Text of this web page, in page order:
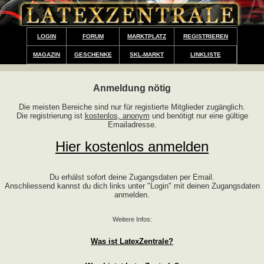
LOGIN FORUM MARKTPLATZ REGISTRIEREN
MAGAZIN GESCHENKE SKL-MARKT LINKLISTE
Anmeldung nötig
Die meisten Bereiche sind nur für registierte Mitglieder zugänglich.
Die registrierung ist kostenlos, anonym und benötigt nur eine gültige
Emailadresse.
Hier kostenlos anmelden
Du erhälst sofort deine Zugangsdaten per Email.
Anschliessend kannst du dich links unter "Login" mit deinen Zugangsdaten
anmelden.
Weitere Infos:
Was ist LatexZentrale?